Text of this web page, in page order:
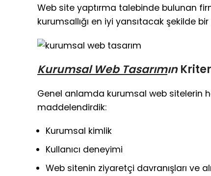
Web site yaptırma talebinde bulunan
kurumsallığı en iyi yansıtacak şekilde
Kurumsal Web Tasarımın
Genel anlamda kurumsal web sitelerin
maddelendirdik:
Kurumsal kimlik
Kullanıcı deneyimi
Web sitenin ziyaretçi davranışları ve